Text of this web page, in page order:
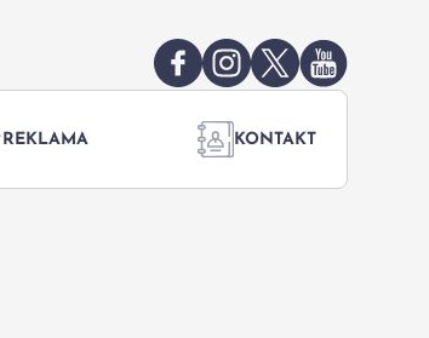
REKLAMA KONTAKT